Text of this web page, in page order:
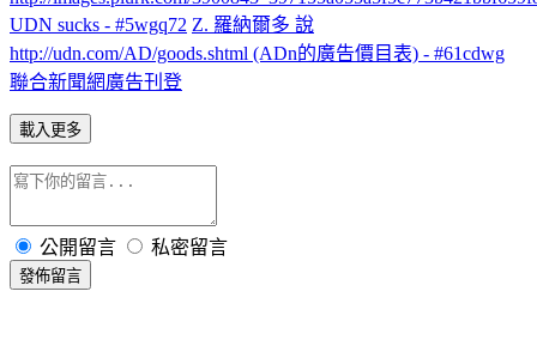
UDN sucks - #5wgq72 Z. 羅納爾多 說
http://udn.com/AD/goods.shtml (ADn的廣告價目表) - #61cdwg
聯合新聞網廣告刊登
載入更多
公開留言 私密留言
發佈留言